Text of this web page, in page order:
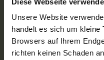
Unsere Website
handelt es sich um kleine
Browsers auf Ihrem
richten keinen Schaden
7 Min. Lesedauer
IFRS-Update